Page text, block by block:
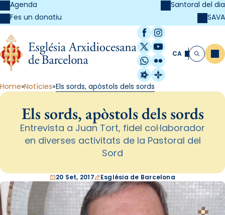
Agenda
Fes un donatiu
Santoral del dia
SAVA
Facebook
Instagram
X / Twitter
YouTube
WhatsApp
Flickr
Radio Estel
Catalunya
CA Cerca
Home Notícies Els sords, apòstols dels sords
Els sords, apòstols dels sords
Entrevista a Juan Tort, fidel col·laborador
en diverses activitats de la Pastoral del
Sord
20 Set, 2017 Església de Barcelona